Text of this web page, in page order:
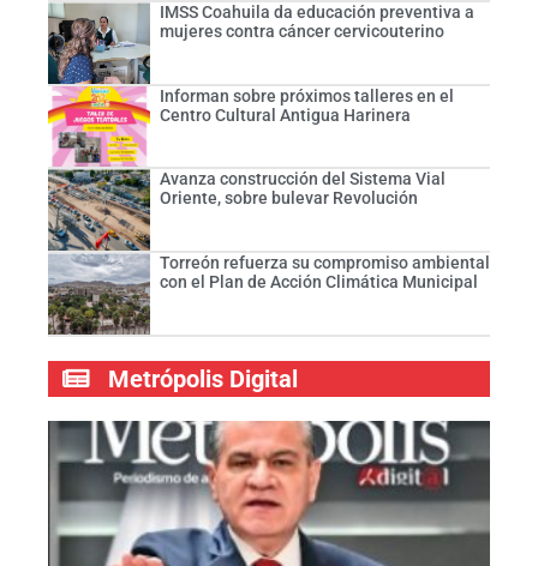
IMSS Coahuila da educación preventiva a
mujeres contra cáncer cervicouterino
Informan sobre próximos talleres en el
Centro Cultural Antigua Harinera
Avanza construcción del Sistema Vial
Oriente, sobre bulevar Revolución
Torreón refuerza su compromiso ambiental
con el Plan de Acción Climática Municipal
Metrópolis Digital